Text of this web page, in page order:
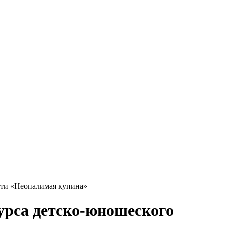
«Неопалимая купина»
детско-юношеского